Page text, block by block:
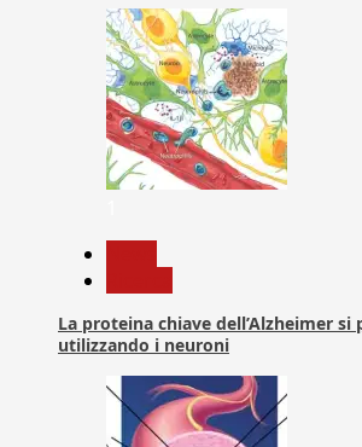
La proteina chiave dell’Alzheimer si
utilizzando i neuroni